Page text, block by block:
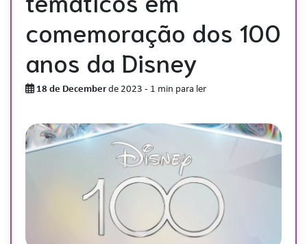
comemoração dos 100
anos da Disney
18 de December de 2023 - 1 min para ler